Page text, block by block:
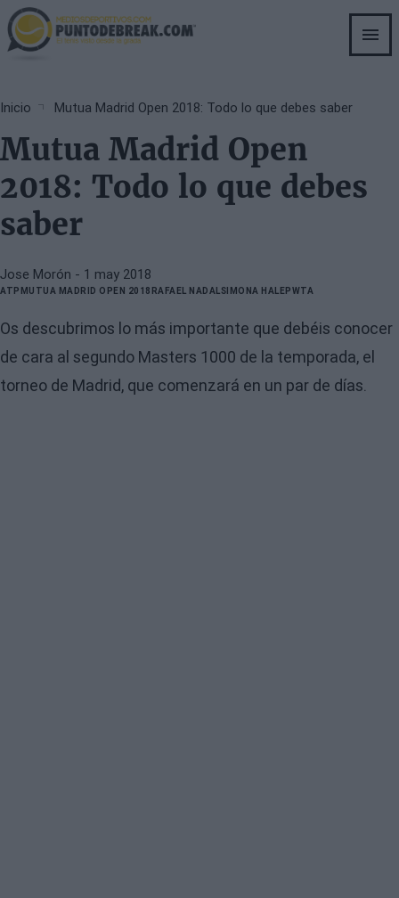
Skip
to
main
Breadcrumb
Inicio Mutua Madrid Open 2018: Todo lo que debes saber
Mutua Madrid Open
2018: Todo lo que debes
saber
Jose Morón - 1 may 2018
ATP MUTUA MADRID OPEN 2018 RAFAEL NADALSIMONA HALEPWTA
Os descubrimos lo más importante que debéis conocer
de cara al segundo Masters 1000 de la temporada, el
torneo de Madrid, que comenzará en un par de días.